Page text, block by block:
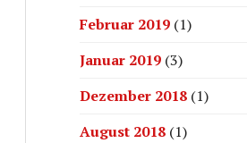
Februar 2019 (1)
Januar 2019 (3)
Dezember 2018 (1)
August 2018 (1)